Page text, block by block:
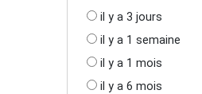
il y a 3 jours
il y a 1 semaine
il y a 1 mois
il y a 6 mois